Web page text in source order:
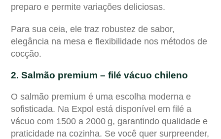
preparo e permite variações deliciosas.
Para sua ceia, ele traz robustez de sabor,
elegância na mesa e flexibilidade nos métodos de
cocção.
2. Salmão premium – filé vácuo chileno
O salmão premium é uma escolha moderna e
sofisticada. Na Expol está disponível em filé a
vácuo com 1500 a 2000 g, garantindo qualidade e
praticidade na cozinha. Se você quer surpreender,